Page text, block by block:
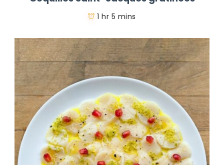
1 hr 5 mins